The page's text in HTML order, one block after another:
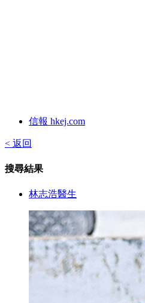
信報 hkej.com
< 返回
搜尋結果
林志浩醫生